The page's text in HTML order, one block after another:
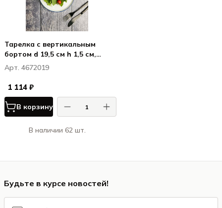
Тарелка с вертикальным
бортом d 19,5 см h 1,5 см,
Антуанетта / Antoinette
Арт. 4672019
1 114 ₽
В корзину
В наличии 62 шт.
Будьте в курсе новостей!